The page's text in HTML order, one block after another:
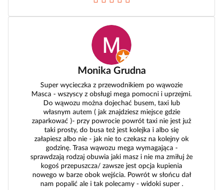
Monika Grudna
Super wycieczka z przewodnikiem po wąwozie
Masca - wszyscy z obsługi mega pomocni i uprzejmi.
Do wąwozu można dojechać busem, taxi lub
własnym autem ( jak znajdziesz miejsce gdzie
zaparkować )- przy powrocie powrót taxi nie jest już
taki prosty, do busa też jest kolejka i albo się
załapiesz albo nie - jak nie to czekasz na kolejny ok
godzinę. Trasa wąwozu mega wymagająca -
sprawdzają rodzaj obuwia jaki masz i nie ma zmiłuj że
kogoś przepuszcza/ zawsze jest opcja kupienia
nowego w barze obok wejścia. Powrót w słońcu dał
nam popalić ale i tak polecamy - widoki super .